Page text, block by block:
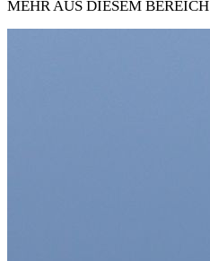
MEHR AUS DIESEM BEREICH